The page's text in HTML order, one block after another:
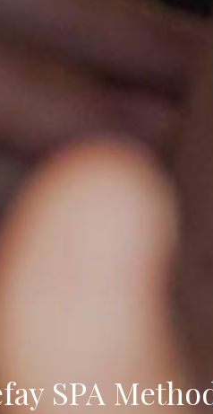
SPA